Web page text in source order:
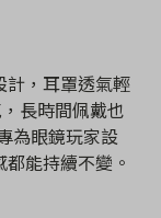
計，耳罩透氣輕
長時間佩戴也
為眼鏡玩家設
能持續不變。